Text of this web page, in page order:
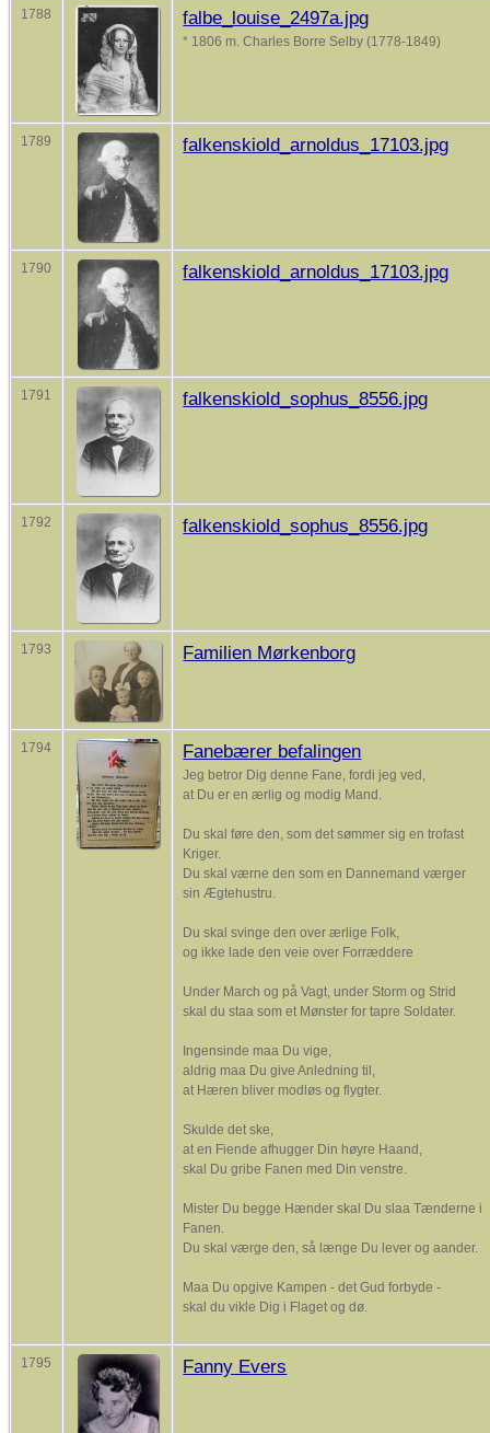
1788 falbe_louise_2497a.jpg
* 1806 m. Charles Borre Selby (1778-1849)
1789 falkenskiold_arnoldus_17103.jpg
1790 falkenskiold_arnoldus_17103.jpg
1791 falkenskiold_sophus_8556.jpg
1792 falkenskiold_sophus_8556.jpg
1793 Familien Mørkenborg
1794 Fanebærer befalingen
Jeg betror Dig denne Fane, fordi jeg ved,
at Du er en ærlig og modig Mand.
Du skal føre den, som det sømmer sig en trofast
Kriger.
Du skal værne den som en Dannemand værger
sin Ægtehustru.
Du skal svinge den over ærlige Folk,
og ikke lade den veie over Forræddere
Under March og på Vagt, under Storm og Strid
skal du staa som et Mønster for tapre Soldater.
Ingensinde maa Du vige,
aldrig maa Du give Anledning til,
at Hæren bliver modløs og flygter.
Skulde det ske,
at en Fiende afhugger Din høyre Haand,
skal Du gribe Fanen med Din venstre.
Mister Du begge Hænder skal Du slaa Tænderne i
Fanen.
Du skal værge den, så længe Du lever og aander.
Maa Du opgive Kampen - det Gud forbyde -
skal du vikle Dig i Flaget og dø.
1795 Fanny Evers